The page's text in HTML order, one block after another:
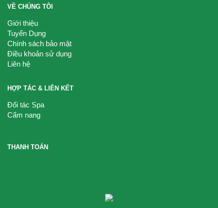
VỀ CHÚNG TÔI
Giới thiệu
Tuyển Dụng
Chính sách bảo mật
Điều khoản sử dụng
Liên hệ
HỢP TÁC & LIÊN KẾT
Đối tác Spa
Cẩm nang
THANH TOÁN